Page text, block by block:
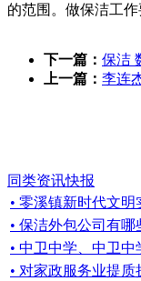
的范围。做保洁工
下一篇： 保洁
上一篇： 李连
同类资讯快报
• 零溪镇新时代文
• 保洁外包公司有哪
• 中卫中学、中卫
• 对家政服务业提